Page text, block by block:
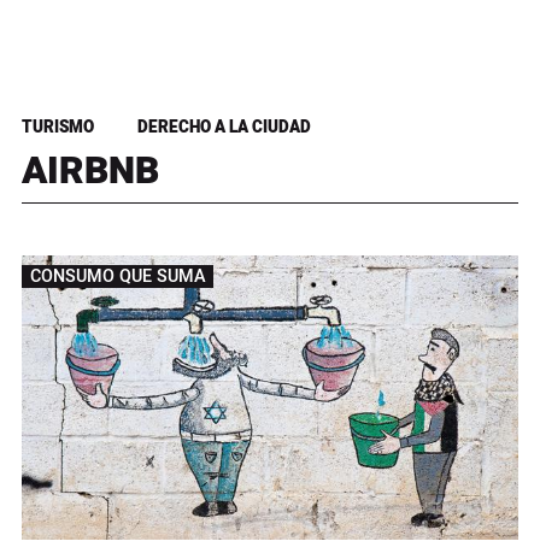
TURISMO DERECHO A LA CIUDAD
AIRBNB
CONSUMO QUE SUMA